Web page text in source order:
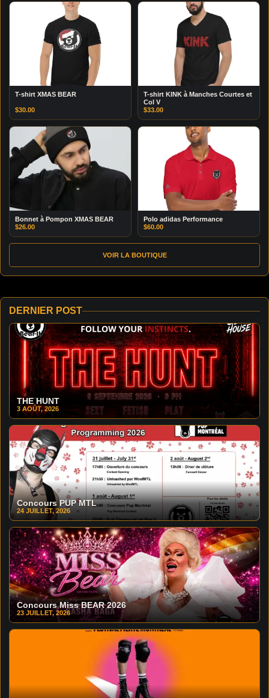
T-shirt XMAS BEAR
$30.00
T-shirt KINK à Manches Courtes et
Col V
$33.00
Bonnet à Pompon XMAS BEAR
$26.00
Polo adidas Performance
$60.00
VOIR LA BOUTIQUE
DERNIER POST
THE HUNT
3 AOÛT, 2026
Concours PUP MTL
24 JUILLET, 2026
Concours Miss BEAR 2026
23 JUILLET, 2026